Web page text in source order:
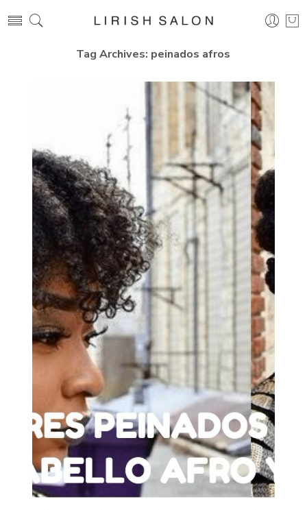
Tag Archives: peinados afros